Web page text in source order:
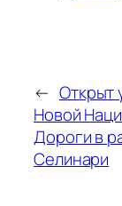
← Открыт
Новой
Дороги в
Селинари